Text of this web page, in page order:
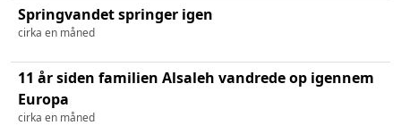
Springvandet springer igen
cirka en måned
11 år siden familien Alsaleh vandrede op igennem
Europa
cirka en måned